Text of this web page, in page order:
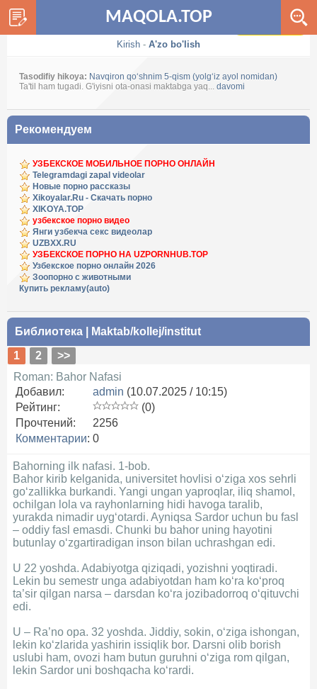
Dark / Light
MAQOLA.TOP
Kirish - A'zo bo'lish
Tasodifiy hikoya: Navqiron qoʻshnim 5-qism (yolgʻiz ayol nomidan)
Ta'til ham tugadi. G'iyisni ota-onasi maktabga yaq... davomi
Рекомендуем
УЗБЕКСКОЕ МОБИЛЬНОЕ ПОРНО ОНЛАЙН
Telegramdagi zapal videolar
Новые порно рассказы
Xikoyalar.Ru - Скачать порно
XIKOYA.TOP
узбекское порно видео
Янги узбекча секс видеолар
UZBXX.RU
УЗБЕКСКОЕ ПОРНО НА UZPORNHUB.TOP
Узбекское порно онлайн 2026
Зоопорно с животными
Купить рекламу(auto)
Библиотека
Maktab/kollej/institut
1
2
>>
Roman: Bahor Nafasi
Добавил:
admin (10.07.2025 / 10:15)
Рейтинг:
(0)
Прочтений:
2256
Комментарии: 0
Bahorning ilk nafasi. 1-bob.
Bahor kirib kelganida, universitet hovlisi o‘ziga xos sehrli
go‘zallikka burkandi. Yangi ungan yaproqlar, iliq shamol,
ochilgan lola va rayhonlarning hidi havoga taralib,
yurakda nimadir uyg‘otardi. Ayniqsa Sardor uchun bu fasl
– oddiy fasl emasdi. Chunki bu bahor uning hayotini
butunlay o‘zgartiradigan inson bilan uchrashgan edi.
U 22 yoshda. Adabiyotga qiziqadi, yozishni yoqtiradi.
Lekin bu semestr unga adabiyotdan ham ko‘ra ko‘proq
ta’sir qilgan narsa – darsdan ko‘ra jozibadorroq o‘qituvchi
edi.
U – Ra’no opa. 32 yoshda. Jiddiy, sokin, o‘ziga ishongan,
lekin ko‘zlarida yashirin issiqlik bor. Darsni olib borish
uslubi ham, ovozi ham butun guruhni o‘ziga rom qilgan,
lekin Sardor uni boshqacha ko‘rardi.